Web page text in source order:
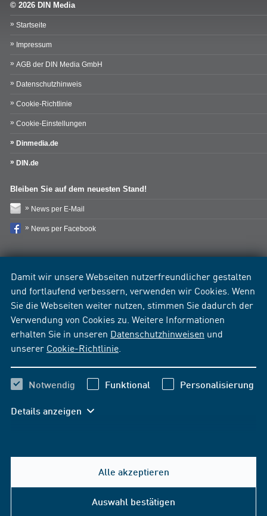
Damit wir unsere Webseiten nutzerfreundlicher gestalten
und fortlaufend verbessern, verwenden wir Cookies. Wenn
Sie die Webseiten weiter nutzen, stimmen Sie dadurch der
Verwendung von Cookies zu. Weitere Informationen
erhalten Sie in unseren Datenschutzhinweisen und
unserer Cookie-Richtlinie
Notwendig Funktional Personalisierung
Details anzeigen
Alle akzeptieren
Auswahl bestätigen
© 2026 DIN Media
Startseite
Impressum
AGB der DIN Media GmbH
Datenschutzhinweis
Cookie-Richtlinie
Cookie-Einstellungen
Dinmedia.de
DIN.de
Bleiben Sie auf dem neuesten Stand!
News per E-Mail
News per Facebook
Hilfe & Kontakt